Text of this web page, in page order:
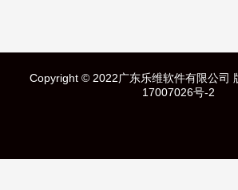
Copyright © 2022广东乐维软件有限公司
17007026号-2